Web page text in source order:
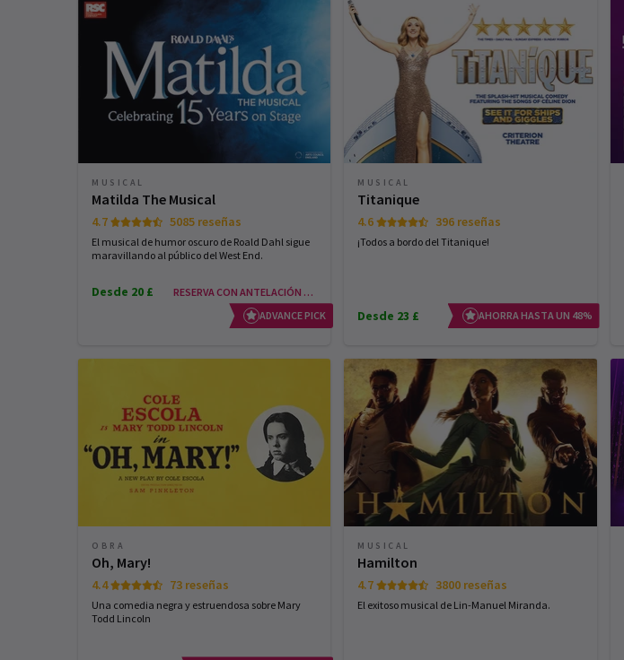
MUSICAL
Matilda The Musical
4.7 5085 reseñas
El musical de humor oscuro de Roald Dahl sigue
maravillando al público del West End.
Desde 20 £
RESERVA CON ANTELACIÓN Y AHORRA
ADVANCE PICK
MUSICAL
Titanique
4.6 396 reseñas
¡Todos a bordo del Titanique!
Desde 23 £ AHORRA HASTA UN 48%
OBRA
Oh, Mary!
4.4 73 reseñas
Una comedia negra y estruendosa sobre Mary
Todd Lincoln
MUSICAL
Hamilton
4.7 3800 reseñas
El exitoso musical de Lin-Manuel Miranda.